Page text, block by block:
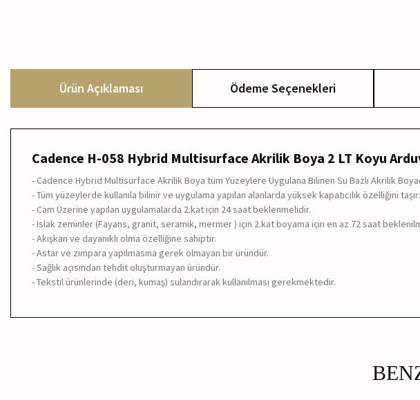
Ürün Açıklaması Ödeme Seçenekleri
Cadence H-058 Hybrid Multisurface Akrilik Boya 2 LT Koyu
- Cadence Hybrid Multisurface Akrilik Boya tüm Yüzeylere Uygulana Bilinen Su Bazlı Akrilik
- Tüm yüzeylerde kullanıla bilinir ve uygulama yapılan alanlarda yüksek kapatıcılık özelliğini
- Cam Üzerine yapılan uygulamalarda 2.kat için 24 saat beklenmelidir.
- Islak zeminler (Fayans, granit, seramik, mermer ) için 2.kat boyama için en az 72 saat
- Akışkan ve dayanıklı olma özelliğine sahiptir.
- Astar ve zımpara yapılmasına gerek olmayan bir üründür.
- Sağlık açısından tehdit oluşturmayan üründür.
- Tekstil ürünlerinde (deri, kumaş) sulandırarak kullanılması gerekmektedir.